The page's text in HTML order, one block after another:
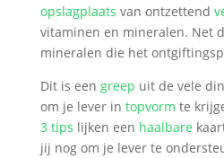
opslagplaats van ontzettend
vitaminen en mineralen. Net
mineralen die het
Dit is een greep uit de vele
om je lever in topvorm te
3 tips lijken een haalbare
jij nog om je lever te